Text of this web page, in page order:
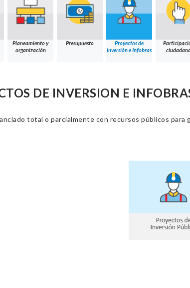
Planeamiento y
organización
Presupuesto
Proyectos de
inversión e Infobras
DE INVERSION E
total o parcialmente con recursos públicos